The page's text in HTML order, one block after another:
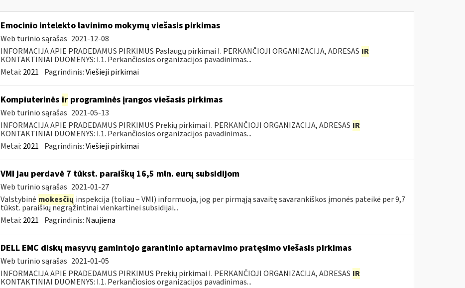
Emocinio intelekto lavinimo mokymų viešasis pirkimas
Web turinio sąrašas 2021-12-08
INFORMACIJA APIE PRADEDAMUS PIRKIMUS Paslaugų pirkimai I. PERKANČIOJI ORGANIZACIJA, ADRESAS IR
KONTAKTINIAI DUOMENYS: I.1. Perkančiosios organizacijos pavadinimas...
Metai: 2021 Pagrindinis:Viešieji pirkimai
Kompiuterinės irprograminės įrangos viešasis pirkimas
Web turinio sąrašas 2021-05-13
INFORMACIJA APIE PRADEDAMUS PIRKIMUS Prekių pirkimai I. PERKANČIOJI ORGANIZACIJA, ADRESAS IR
KONTAKTINIAI DUOMENYS: I.1. Perkančiosios organizacijos pavadinimas...
Metai: 2021 Pagrindinis:Viešieji pirkimai
VMI jau perdavė 7 tūkst. paraiškų 16,5 mln. eurų subsidijom
Web turinio sąrašas 2021-01-27
Valstybinė mokesčių inspekcija (toliau – VMI) informuoja, jog per pirmąją savaitę savarankiškos įmonės pateikė per 9,7
tūkst. paraiškų negrąžintinai vienkartinei subsidijai...
Metai: 2021 Pagrindinis: Naujiena
DELL EMC diskų masyvų gamintojo garantinio aptarnavimo pratęsimo viešasis pirkimas
Web turinio sąrašas 2021-01-05
INFORMACIJA APIE PRADEDAMUS PIRKIMUS Prekių pirkimai I. PERKANČIOJI ORGANIZACIJA, ADRESAS IR
KONTAKTINIAI DUOMENYS: I.1. Perkančiosios organizacijos pavadinimas...